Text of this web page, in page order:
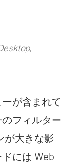
が含まれて
フィルター
が大きな影
には Web